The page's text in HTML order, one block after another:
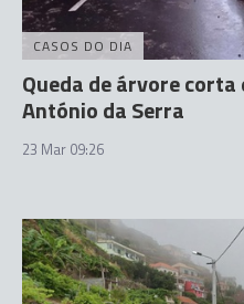
CASOS DO DIA
Queda de árvore
António da Serra
23 Mar 09:26